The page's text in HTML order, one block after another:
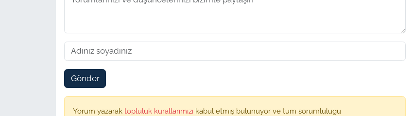
Gönder
Yorum yazarak topluluk kurallarımızı kabul etmiş bulunuyor ve tüm sorumluluğu